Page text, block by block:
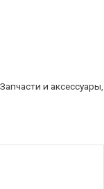
Запчасти и аксессуары,